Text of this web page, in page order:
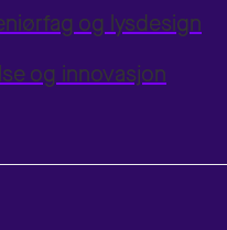
og lysdesign
og innovasjon